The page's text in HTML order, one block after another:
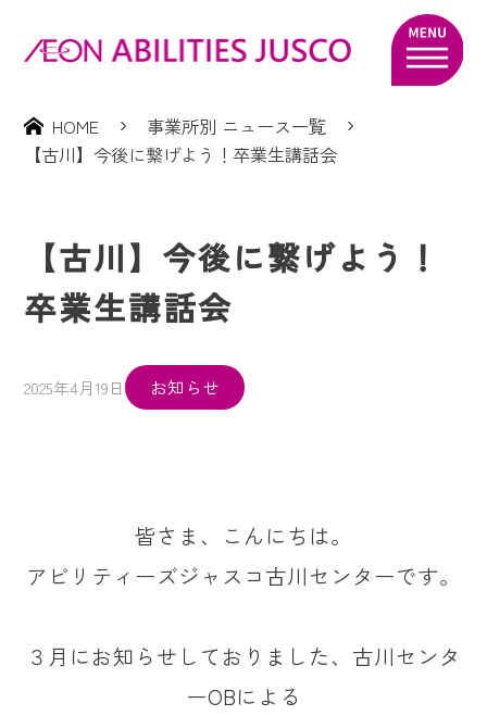
HOME
事業所別 ニュース一覧
【古川】今後に繋げよう！卒業生講話会
【古川】今後に繋げよう！
卒業生講話会
2025年4月19日 お知らせ
皆さま、こんにちは。
アビリティーズジャスコ古川センターです。
３月にお知らせしておりました、古川センタ
ーOBによる